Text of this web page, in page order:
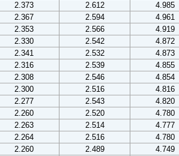
2.373 2.612 4.985
2.367 2.594 4.961
2.353 2.566 4.919
2.330 2.542 4.872
2.341 2.532 4.873
2.316 2.539 4.855
2.308 2.546 4.854
2.300 2.516 4.816
2.277 2.543 4.820
2.260 2.520 4.780
2.263 2.514 4.777
2.264 2.516 4.780
2.260 2.489 4.749